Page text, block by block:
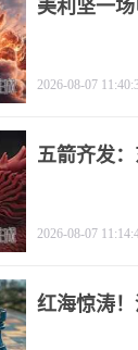
美利坚一场
2026-08-07
五箭齐发
2026-08-07
红海惊涛